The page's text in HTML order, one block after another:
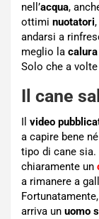
nell’acqua,
ottimi nuotatori
andarsi a
meglio la
Solo che a
Il cane
Il video
a capire bene
tipo di cane sia.
chiaramente un
a rimanere a
arriva un uomo